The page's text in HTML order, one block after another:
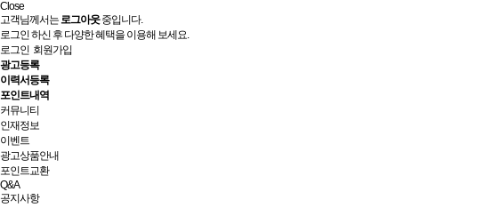
Close
고객님께서는로그아웃중입니다.
로그인 하신 후 다양한 혜택을 이용해 보세요.
로그인 회원가입
광고등록
이력서등록
포인트내역
커뮤니티
인재정보
이벤트
광고상품안내
포인트교환
Q&A
공지사항